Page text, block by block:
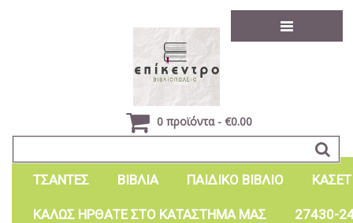
0 προϊόντα - €0.00
ΤΣΑΝΤΕΣ ΒΙΒΛΙΑ ΠΑΙΔΙΚΟ ΒΙΒΛΙΟ
ΚΑΛΩΣ ΗΡΘΑΤΕ ΣΤΟ ΚΑΤΑΣΤΗΜΑ ΜΑΣ 27430-